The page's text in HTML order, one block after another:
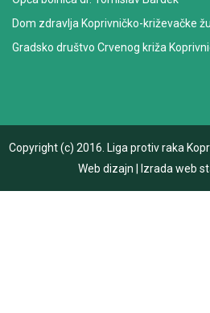
Dom zdravlja Koprivničko-križevačke
Gradsko društvo Crvenog križa
Copyright (c) 2016. Liga protiv raka
Web dizajn
Izrada web